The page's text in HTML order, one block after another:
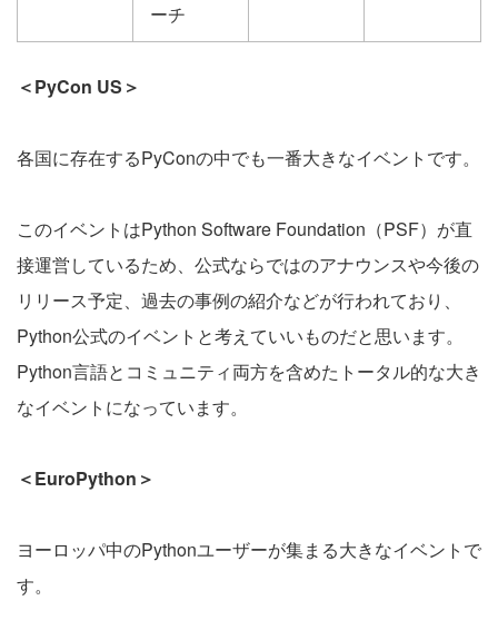
ーチ
＜PyCon US＞
各国に存在するPyConの中でも一番大きなイベントです。
このイベントはPython Software Foundation（PSF）が直
接運営しているため、公式ならではのアナウンスや今後の
リリース予定、過去の事例の紹介などが行われており、
Python公式のイベントと考えていいものだと思います。
Python言語とコミュニティ両方を含めたトータル的な大き
なイベントになっています。
＜EuroPython＞
ヨーロッパ中のPythonユーザーが集まる大きなイベントで
す。